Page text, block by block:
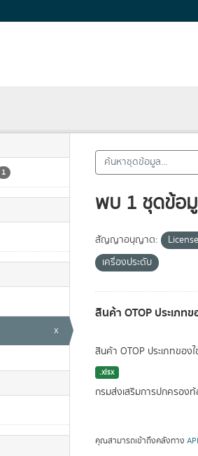
1
x
พบ 1 ชุดข้อ
สัญญาอนุญาต:
เครื่องประดับ
สินค้า OTOP ประเภท
สินค้า OTOP ประเภทขอ
.xlsx
กรมส่งเสริมการปกคร
คุณสามารถเข้าถึงคลังทาง API